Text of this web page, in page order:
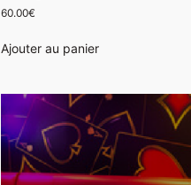
60.00€
Ajouter au panier